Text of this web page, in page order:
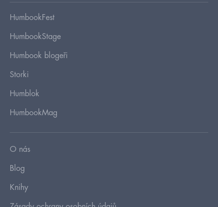
HumbookFest
HumbookStage
Humbook blogeři
Storki
Humblok
HumbookMag
O nás
Blog
Knihy